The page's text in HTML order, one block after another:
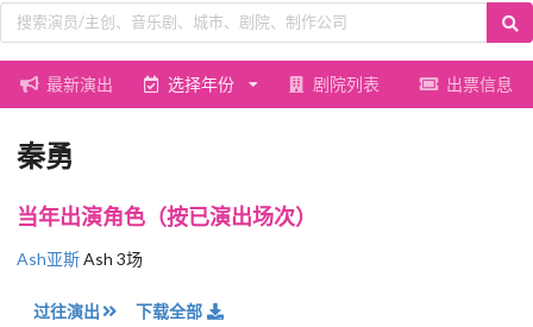
最新演出 选择年份 剧院列表 出票信息
秦勇
当年出演角色（按已演出场次）
Ash亚斯Ash 3场
过往演出 下载全部